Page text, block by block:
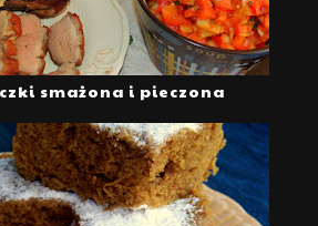
smażona i pieczona